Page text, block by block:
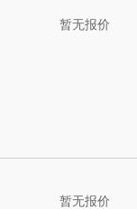
暂无报价
暂无报价